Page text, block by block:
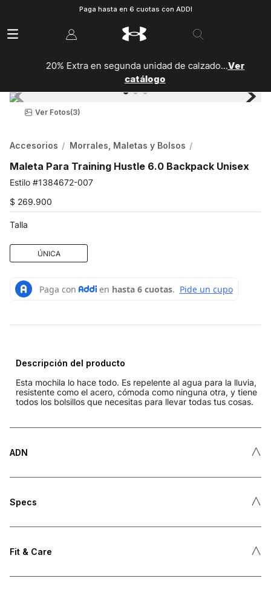
Paga hasta en 6 cuotas con ADDI
20% Extra en segunda unidad de calzado...Ver
catálogo
Ver Fotos(3)
Accesorios Morrales, Maletas y Bolsos
Maleta Para Training Hustle 6.0 Backpack Unisex
1384672-007
$ 269.900
Talla
ÚNICA
Descripción del producto
Esta mochila lo hace todo. Es repelente al agua para la lluvia,
resistente como el acero, cómoda como ninguna otra, y tiene
todos los bolsillos que necesitas para llevar todas tus cosas.
ADN ˄
Specs ˄
Fit & Care ˄